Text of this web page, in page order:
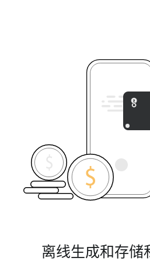
离线生成和存储